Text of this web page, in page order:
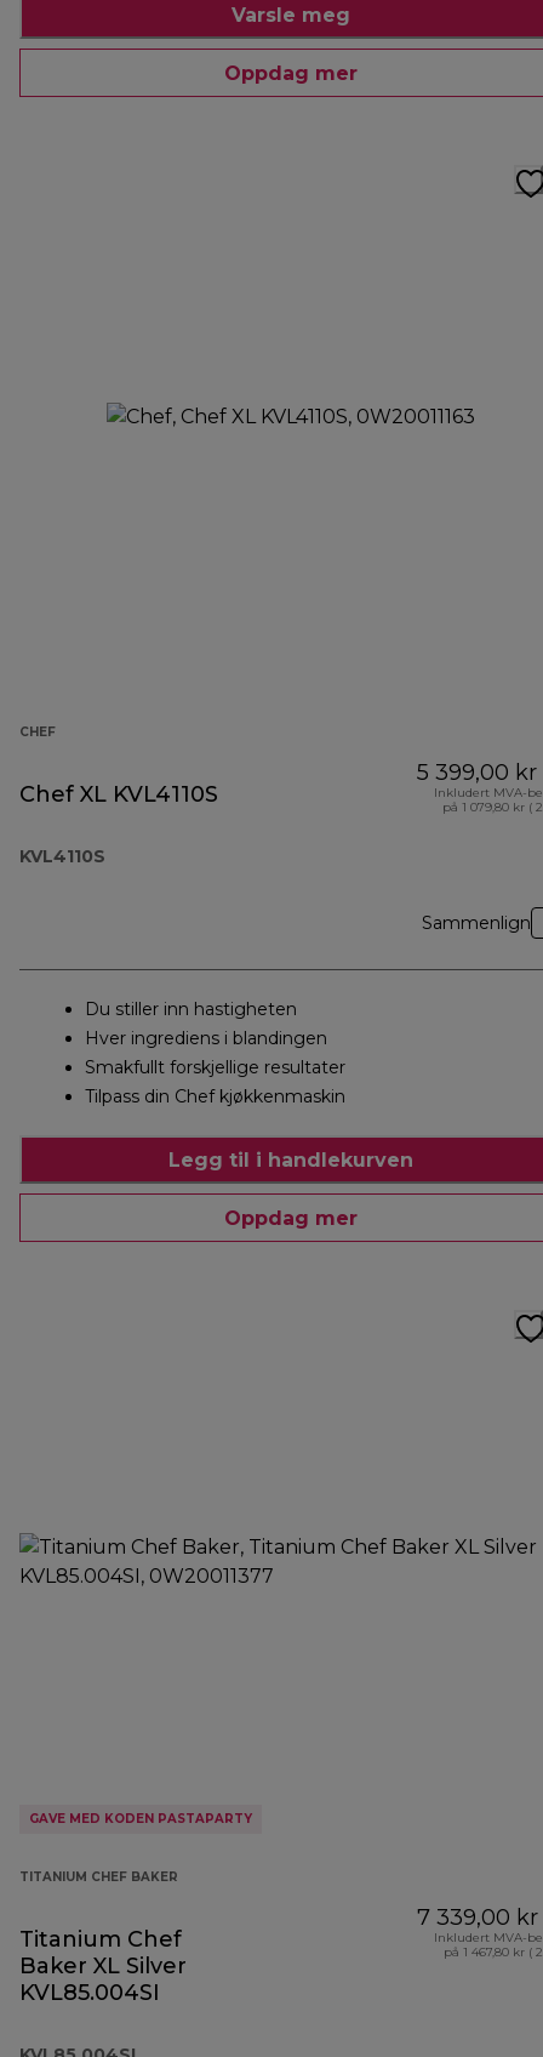
Varsle meg
Oppdag mer
CHEF
Chef XL KVL4110S
KVL4110S
5 399,00 kr
Inkludert MVA-
på 1 079,80 kr (
Sammenlign
Du stiller inn hastigheten
Hver ingrediens i blandingen
Smakfullt forskjellige resultater
Tilpass din Chef kjøkkenmaskin
Legg til i handlekurven
Oppdag mer
GAVE MED KODEN PASTAPARTY
TITANIUM CHEF BAKER
Titanium Chef
Baker XL Silver
KVL85.004SI
7 339,00 kr
Inkludert MVA-
på 1 467,80 kr (